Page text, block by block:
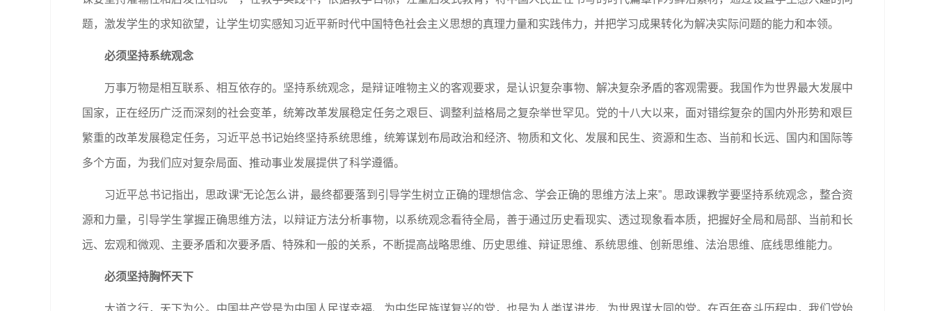
题，激发学生的求知欲望，让学生切实感知习近平新时代中国特色社会主义思想的真理力量和实践伟力，并把学习成果转化为解决实际问题的能力和本领。
必须坚持系统观念
万事万物是相互联系、相互依存的。坚持系统观念，是辩证唯物主义的客观要求，是认识复杂事物、解决复杂矛盾的客观需要。我国作为世界最大发展中
国家，正在经历广泛而深刻的社会变革，统筹改革发展稳定任务之艰巨、调整利益格局之复杂举世罕见。党的十八大以来，面对错综复杂的国内外形势和艰巨
繁重的改革发展稳定任务，习近平总书记始终坚持系统思维，统筹谋划布局政治和经济、物质和文化、发展和民生、资源和生态、当前和长远、国内和国际等
多个方面，为我们应对复杂局面、推动事业发展提供了科学遵循。
习近平总书记指出，思政课“无论怎么讲，最终都要落到引导学生树立正确的理想信念、学会正确的思维方法上来”。思政课教学要坚持系统观念，整合资
源和力量，引导学生掌握正确思维方法，以辩证方法分析事物，以系统观念看待全局，善于通过历史看现实、透过现象看本质，把握好全局和局部、当前和长
远、宏观和微观、主要矛盾和次要矛盾、特殊和一般的关系，不断提高战略思维、历史思维、辩证思维、系统思维、创新思维、法治思维、底线思维能力。
必须坚持胸怀天下
大道之行，天下为公。中国共产党是为中国人民谋幸福、为中华民族谋复兴的党，也是为人类谋进步、为世界谋大同的党。在百年奋斗历程中，我们党始